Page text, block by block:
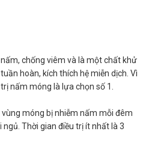
chống viêm và là một chất khử
hoàn, kích thích hệ miễn dịch. Vì
nấm móng là lựa chọn số 1.
móng bị nhiễm nấm mỗi đêm
Thời gian điều trị ít nhất là 3